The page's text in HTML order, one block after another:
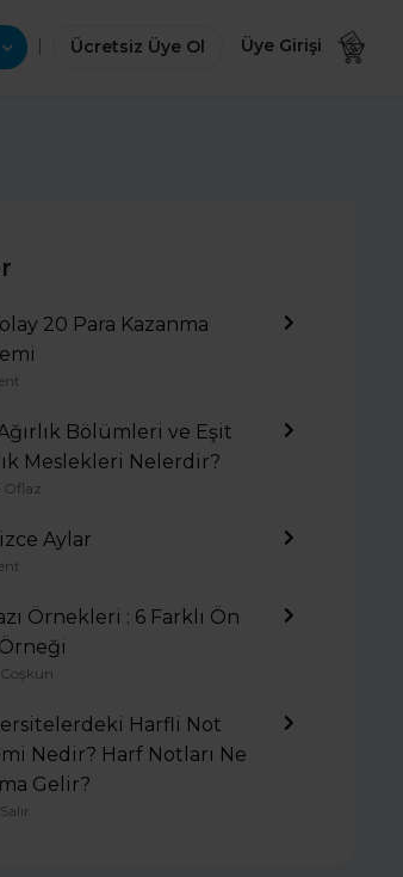
| Ücretsiz Üye Ol Üye Girişi
20 Para Kazanma
Bölümleri ve Eşit
Meslekleri Nelerdir?
Oflaz
Aylar
Örnekleri : 6 Farklı Ön
Örneği
Harfli Not
Nedir? Harf Notları Ne
Gelir?